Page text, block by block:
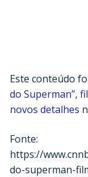
Este conteúdo
do Superman”,
novos detalhes
Fonte:
https://
do-superman-